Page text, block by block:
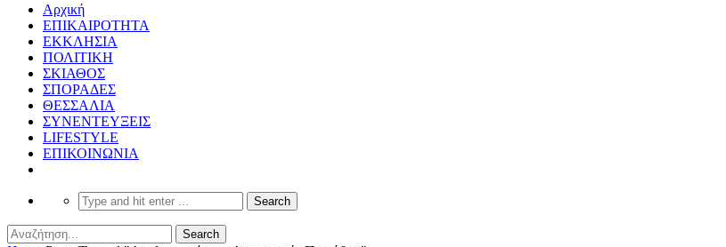
Αρχική
ΕΠΙΚΑΙΡΟΤΗΤΑ
ΕΚΚΛΗΣΙΑ
ΠΟΛΙΤΙΚΗ
ΣΚΙΑΘΟΣ
ΣΠΟΡΑΔΕΣ
ΘΕΣΣΑΛΙΑ
ΣΥΝΕΝΤΕΥΞΕΙΣ
LIFESTYLE
ΕΠΙΚΟΙΝΩΝΙΑ